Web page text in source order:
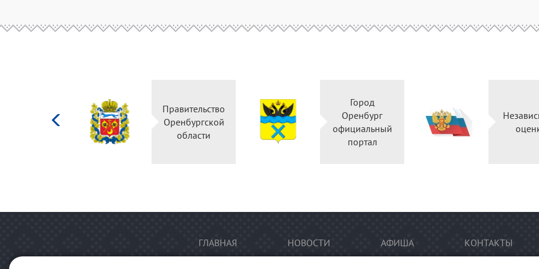
Министерство
культуры
Российской
федерации
Правительство
Оренбургской
области
Оренбург
официальный
ГЛАВНАЯ НОВОСТИ АФИША КОНТАКТЫ